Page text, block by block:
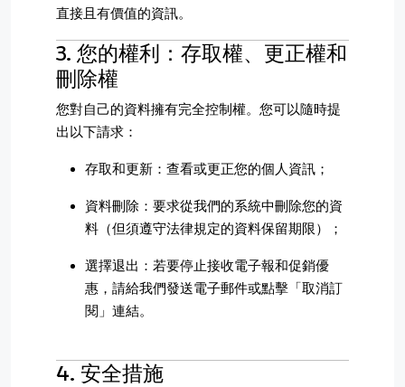
直接且有價值的資訊。
3. 您的權利：存取權、更正權和
刪除權
您對自己的資料擁有完全控制權。您可以隨時提
出以下請求：
存取和更新：查看或更正您的個人資訊；
資料刪除：要求從我們的系統中刪除您的資
料（但須遵守法律規定的資料保留期限）；
選擇退出：若要停止接收電子報和促銷優
惠，請給我們發送電子郵件或點擊「取消訂
閱」連結。
4. 安全措施